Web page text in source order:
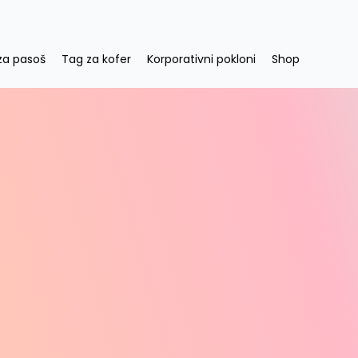
pasoš Tag za kofer Korporativni pokloni Shop